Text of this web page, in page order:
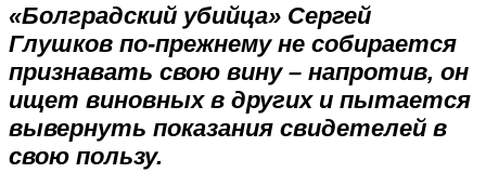
«Болградский убийца» Сергей
Глушков по-прежнему не собирается
признавать свою вину – напротив, он
ищет виновных в других и пытается
вывернуть показания свидетелей в
свою пользу.